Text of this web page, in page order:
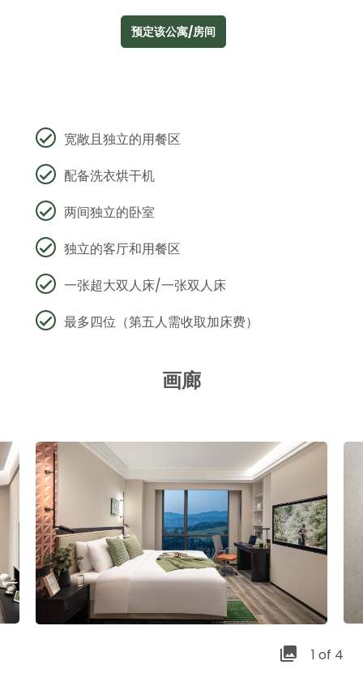
预定该公寓/房间
宽敞且独立的用餐区
配备洗衣烘干机
两间独立的卧室
独立的客厅和用餐区
一张超大双人床/一张双人床
最多四位（第五人需收取加床费）
画廊
1 of 4